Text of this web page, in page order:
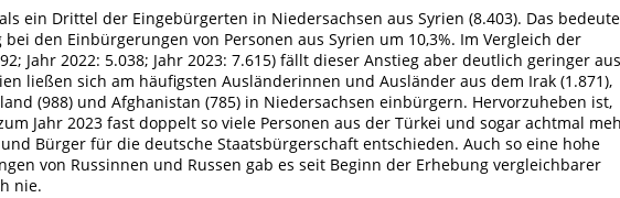
ein Drittel der Eingebürgerten in Niedersachsen aus Syrien (8.403). Das
den Einbürgerungen von Personen aus Syrien um 10,3%. Im Vergleich der
Jahr 2022: 5.038; Jahr 2023: 7.615) fällt dieser Anstieg aber deutlich geringer
ließen sich am häufigsten Ausländerinnen und Ausländer aus dem Irak (1.871),
(988) und Afghanistan (785) in Niedersachsen einbürgern. Hervorzuheben ist,
Jahr 2023 fast doppelt so viele Personen aus der Türkei und sogar achtmal
Bürger für die deutsche Staatsbürgerschaft entschieden. Auch so eine hohe
von Russinnen und Russen gab es seit Beginn der Erhebung vergleichbarer
nie.